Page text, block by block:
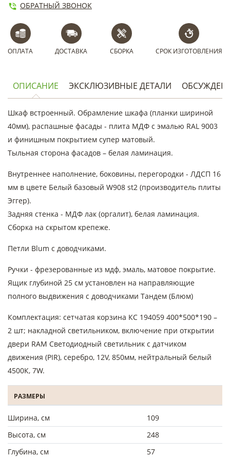
ОБРАТНЫЙ ЗВОНОК
ОПЛАТА ДОСТАВКА СБОРКА СРОК ИЗГОТОВЛЕНИЯ
ОПИСАНИЕ ЭКСКЛЮЗИВНЫЕ ДЕТАЛИ
Шкаф встроенный. Обрамление шкафа (планки шириной
40мм), распашные фасады - плита МДФ с эмалью RAL 9003
и финишным покрытием супер матовый.
Тыльная сторона фасадов – белая ламинация.
Внутреннее наполнение, боковины, перегородки - ЛДСП 16
мм в цвете Белый базовый W908 st2 (производитель плиты
Эггер).
Задняя стенка - МДФ лак (оргалит), белая ламинация.
Сборка на скрытом крепеже.
Петли Blum с доводчиками.
Ручки - фрезерованные из мдф, эмаль, матовое покрытие.
Ящик глубиной 25 см установлен на направляющие
полного выдвижения с доводчиками Тандем (Блюм)
Комплектация: сетчатая корзина КС 194059 400*500*190 –
2 шт; накладной светильником, включение при открытии
двери RAM Светодиодный светильник с датчиком
движения (PIR), серебро, 12V, 850мм, нейтральный белый
4500К, 7W.
РАЗМЕРЫ
Ширина, см
109
Высота, см
248
Глубина, см
57